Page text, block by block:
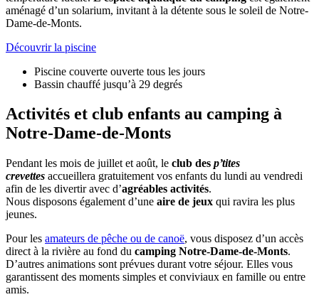
aménagé d’un solarium, invitant à la détente sous le soleil de Notre-
Dame-de-Monts.
Découvrir la piscine
Piscine couverte ouverte tous les jours
Bassin chauffé jusqu’à 29 degrés
Activités et club enfants au camping à
Notre-Dame-de-Monts
Pendant les mois de juillet et août, le club des p’tites
crevettes accueillera gratuitement vos enfants du lundi au vendredi
afin de les divertir avec d’agréables activités.
Nous disposons également d’une aire de jeux qui ravira les plus
jeunes.
Pour les amateurs de pêche ou de canoë, vous disposez d’un accès
direct à la rivière au fond du camping Notre-Dame-de-Monts.
D’autres animations sont prévues durant votre séjour. Elles vous
garantissent des moments simples et conviviaux en famille ou entre
amis.